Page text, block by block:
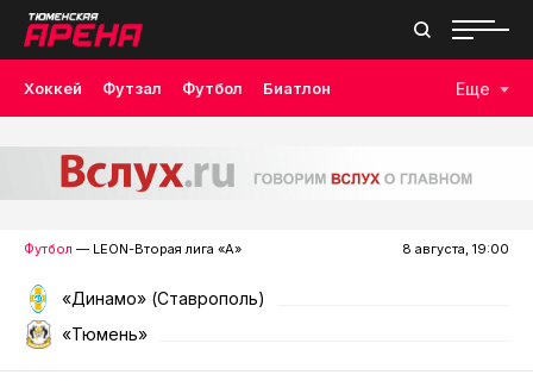
Хоккей Футзал Футбол Биатлон Еще
Футбол — LEON-Вторая лига «А» 8 августа, 19:00
«Динамо» (Ставрополь)
«Тюмень»